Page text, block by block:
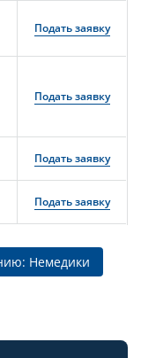
Подать заявку
Подать заявку
Подать заявку
Подать заявку
Немедики